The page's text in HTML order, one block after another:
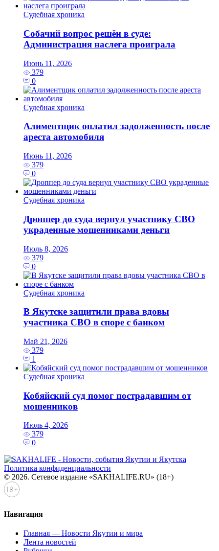
Судебная хроника
Собачий вопрос решён в суде:
Администрация наслега проиграла
Июнь 11, 2026
379
0
Судебная хроника
Алиментщик оплатил задолженность после
ареста автомобиля
Июнь 11, 2026
379
0
Судебная хроника
Дроппер до суда вернул участнику СВО
украденные мошенниками деньги
Июль 8, 2026
379
0
Судебная хроника
В Якутске защитили права вдовы
участника СВО в споре с банком
Май 21, 2026
379
1
Судебная хроника
Кобяйский суд помог пострадавшим от
мошенников
Июль 4, 2026
379
0
Политика конфиденциальности
© 2026. Сетевое издание «SAKHALIFE.RU» (18+)
Навигация
Главная — Новости Якутии и мира
Лента новостей